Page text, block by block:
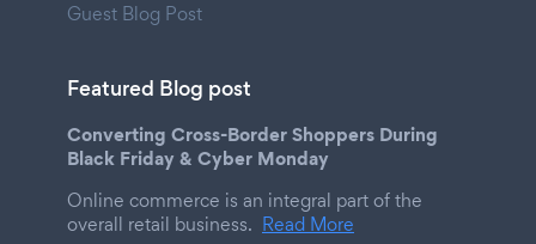
Guest Blog Post
Featured Blog post
Converting Cross-Border Shoppers During
Black Friday & Cyber Monday
Online commerce is an integral part of the
overall retail business. Read More